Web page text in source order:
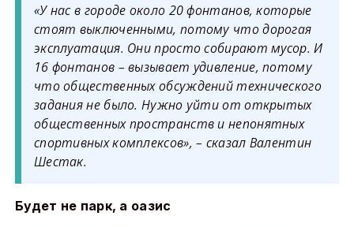
«У нас в городе около 20 фонтанов, которые
стоят выключенными, потому что дорогая
эксплуатация. Они просто собирают мусор. И
16 фонтанов – вызывает удивление, потому
что общественных обсуждений технического
задания не было. Нужно уйти от открытых
общественных пространств и непонятных
спортивных комплексов», – сказал Валентин
Шестак.
Будет не парк, а оазис